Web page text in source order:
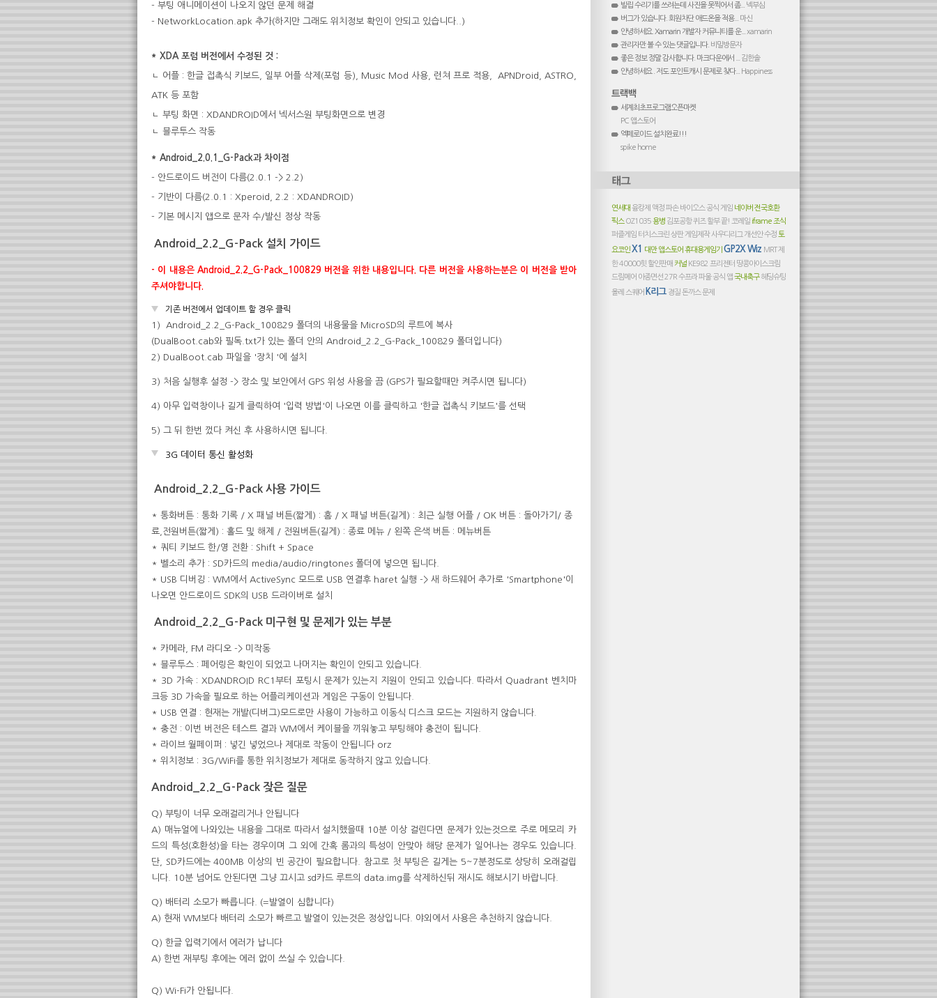
- 부팅 애니메이션이 나오지 않던 문제 해결
- NetworkLocation.apk 추가(하지만 그래도 위치정보 확인이 안되고 있습니다..)
* XDA 포럼 버전에서 수정된 것 :
ㄴ 어플 : 한글 접촉식 키보드, 일부 어플 삭제(포럼 등), Music Mod 사용, 런쳐 프로 적용, APNDroid, ASTRO,
ATK 등 포함
ㄴ 부팅 화면 : XDANDROID에서 넥서스원 부팅화면으로 변경
ㄴ 블루투스 작동
* Android_2.0.1_G-Pack과 차이점
- 안드로이드 버전이 다름(2.0.1 -> 2.2)
- 기반이 다름(2.0.1 : Xperoid, 2.2 : XDANDROID)
- 기본 메시지 앱으로 문자 수/발신 정상 작동
Android_2.2_G-Pack 설치 가이드
- 이 내용은 Android_2.2_G-Pack_100829 버전을 위한 내용입니다. 다른 버전을 사용하는분은 이 버전을 받아
주셔야합니다.
기존 버전에서 업데이트 할 경우 클릭
1) Android_2.2_G-Pack_100829 폴더의 내용물을 MicroSD의 루트에 복사
(DualBoot.cab와 필독.txt가 있는 폴더 안의 Android_2.2_G-Pack_100829 폴더입니다)
2) DualBoot.cab 파일을 '장치 '에 설치
3) 처음 실행후 설정 -> 장소 및 보안에서 GPS 위성 사용을 끔 (GPS가 필요할때만 켜주시면 됩니다)
4) 아무 입력창이나 길게 클릭하여 '입력 방법'이 나오면 이를 클릭하고 '한글 접촉식 키보드'를 선택
5) 그 뒤 한번 껐다 켜신 후 사용하시면 됩니다.
3G 데이터 통신 활성화
Android_2.2_G-Pack 사용 가이드
* 통화버튼 : 통화 기록 / X 패널 버튼(짧게) : 홈 / X 패널 버튼(길게) : 최근 실행 어플 / OK 버튼 : 돌아가기/ 종
료,전원버튼(짧게) : 홀드 및 해제 / 전원버튼(길게) : 종료 메뉴 / 왼쪽 은색 버튼 : 메뉴버튼
* 쿼티 키보드 한/영 전환 : Shift + Space
* 벨소리 추가 : SD카드의 media/audio/ringtones 폴더에 넣으면 됩니다.
* USB 디버깅 : WM에서 ActiveSync 모드로 USB 연결후 haret 실행 -> 새 하드웨어 추가로 'Smartphone'이
나오면 안드로이드 SDK의 USB 드라이버로 설치
Android_2.2_G-Pack 미구현 및 문제가 있는 부분
* 카메라, FM 라디오 -> 미작동
* 블루투스 : 페어링은 확인이 되었고 나머지는 확인이 안되고 있습니다.
* 3D 가속 : XDANDROID RC1부터 포팅시 문제가 있는지 지원이 안되고 있습니다. 따라서 Quadrant 벤치마
크등 3D 가속을 필요로 하는 어플리케이션과 게임은 구동이 안됩니다.
* USB 연결 : 현재는 개발(디버그)모드로만 사용이 가능하고 이동식 디스크 모드는 지원하지 않습니다
* 충전 : 이번 버전은 테스트 결과 WM에서 케이블을 끼워놓고 부팅해야 충전이 됩니다.
* 라이브 월페이퍼 : 넣긴 넣었으나 제대로 작동이 안됩니다 orz
* 위치정보 : 3G/WiFi를 통한 위치정보가 제대로 동작하지 않고 있습니다.
Android_2.2_G-Pack 잦은 질문
Q) 부팅이 너무 오래걸리거나 안됩니다
A) 매뉴얼에 나와있는 내용을 그대로 따라서 설치했을때 10분 이상 걸린다면 문제가 있는것으로 주로 메모리 카
드의 특성(호환성)을 타는 경우이며 그 외에 간혹 롬과의 특성이 안맞아 해당 문제가 일어나는 경우도 있습니다.
단, SD카드에는 400MB 이상의 빈 공간이 필요합니다. 참고로 첫 부팅은 길게는 5~7분정도로 상당히 오래걸립
니다. 10분 넘어도 안된다면 그냥 끄시고 sd카드 루트의 data.img를 삭제하신뒤 재시도 해보시기 바랍니다.
Q) 배터리 소모가 빠릅니다. (=발열이 심합니다)
A) 현재 WM보다 배터리 소모가 빠르고 발열이 있는것은 정상입니다. 야외에서 사용은 추천하지 않습니다.
Q) 한글 입력기에서 에러가 납니다
A) 한번 재부팅 후에는 에러 없이 쓰실 수 있습니다.
Q) Wi-Fi가 안됩니다.
빌립 수리기를 쓰려는데 사진을 못찍어서 좀...
넥부심
버그가 있습니다. 회원차단 애드온을 적용...
마신
안녕하세요. Xamarin 개발자 커뮤니티를 운...
xamarin
관리자만 볼 수 있는 댓글입니다. 비밀방문자
좋은 정보 정말 감사합니다. 마크다운에서 ...
김한솔
안녕하세요 . 저도 포인트캐시 문제로 찾다...
Happiness
세계최초프로그램오픈마켓
PC 앱스토어
엑페로이드 설치완료!!!
spike home
연세대융캉제 액정 파손바이오스 공식 게임 네이버 전국호환
픽스OZ1035용병 김포공항퀴즈 할부 끝! 코레일 iframe 조식
퍼즐게임 터치스크린상판게임제작사우디리그 개선안수정 토
요코인 X1 대만앱스토어 휴대용게임기 GP2X Wiz MRT제
한40000힛 할인판매 커널 KE982 프리젠터 땅콩아이스크림
드림메어 아종면선 27R수프라파울공식 앱국내축구헤딩슈팅
올레 스퀘어 K리그 경질돈까스문제